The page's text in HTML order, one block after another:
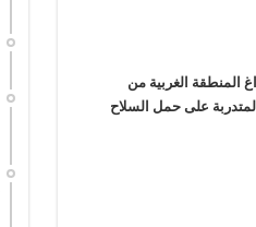
المنطقة الغربیة من
المتدربة على حمل السلاح